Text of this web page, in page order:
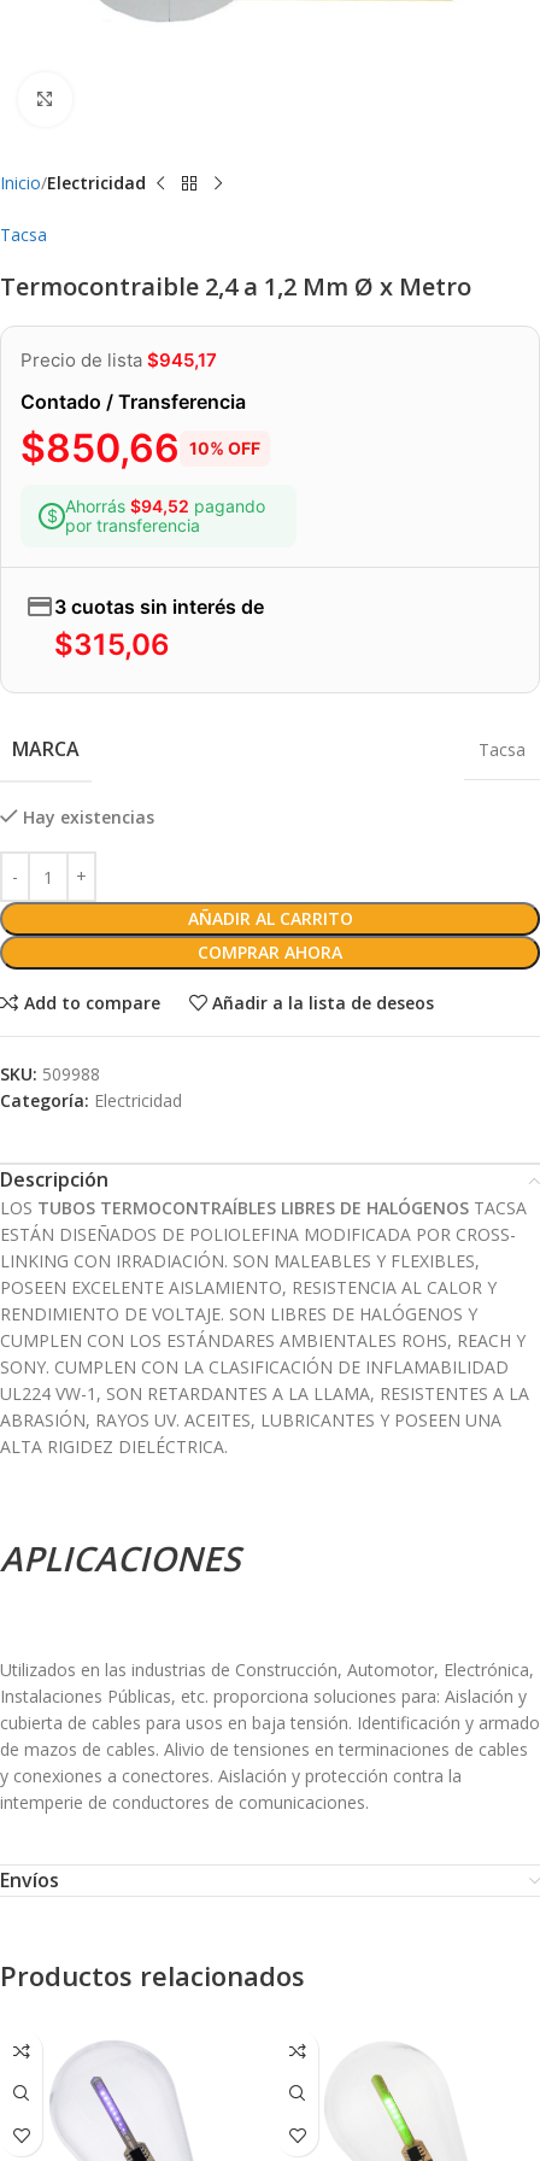
Inicio Electricidad
Tacsa
Termocontraible 2,4 a 1,2 Mm Ø x Metro
Precio de lista $945,17
Contado / Transferencia
$850,66 10% OFF
Ahorrás $94,52 pagando
por transferencia
3 cuotas sin interés de
$315,06
MARCA Tacsa
Hay existencias
AÑADIR AL CARRITO
COMPRAR AHORA
Add to compare Añadir a la lista de deseos
SKU: 509988
Categoría: Electricidad
Descripción
LOS TUBOS TERMOCONTRAÍBLES LIBRES DE HALÓGENOS TACSA
ESTÁN DISEÑADOS DE POLIOLEFINA MODIFICADA POR CROSS-
LINKING CON IRRADIACIÓN. SON MALEABLES Y FLEXIBLES,
POSEEN EXCELENTE AISLAMIENTO, RESISTENCIA AL CALOR Y
RENDIMIENTO DE VOLTAJE. SON LIBRES DE HALÓGENOS Y
CUMPLEN CON LOS ESTÁNDARES AMBIENTALES ROHS, REACH Y
SONY. CUMPLEN CON LA CLASIFICACIÓN DE INFLAMABILIDAD
UL224 VW-1, SON RETARDANTES A LA LLAMA, RESISTENTES A LA
ABRASIÓN, RAYOS UV. ACEITES, LUBRICANTES Y POSEEN UNA
ALTA RIGIDEZ DIELÉCTRICA.
APLICACIONES
Utilizados en las industrias de Construcción, Automotor, Electrónica,
Instalaciones Públicas, etc. proporciona soluciones para: Aislación y
cubierta de cables para usos en baja tensión. Identificación y armado
de mazos de cables. Alivio de tensiones en terminaciones de cables
y conexiones a conectores. Aislación y protección contra la
intemperie de conductores de comunicaciones.
Envíos
Productos relacionados